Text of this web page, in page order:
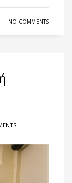
NO COMMENTS